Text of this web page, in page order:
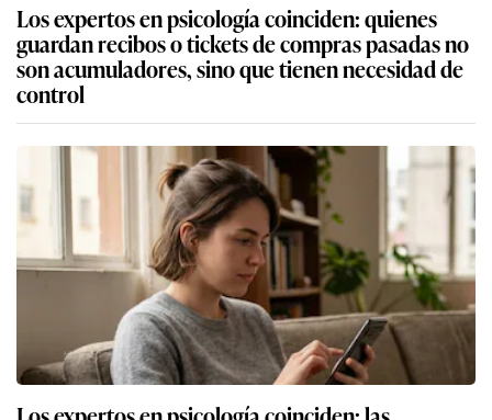
Los expertos en psicología coinciden: quienes
guardan recibos o tickets de compras pasadas no
son acumuladores, sino que tienen necesidad de
control